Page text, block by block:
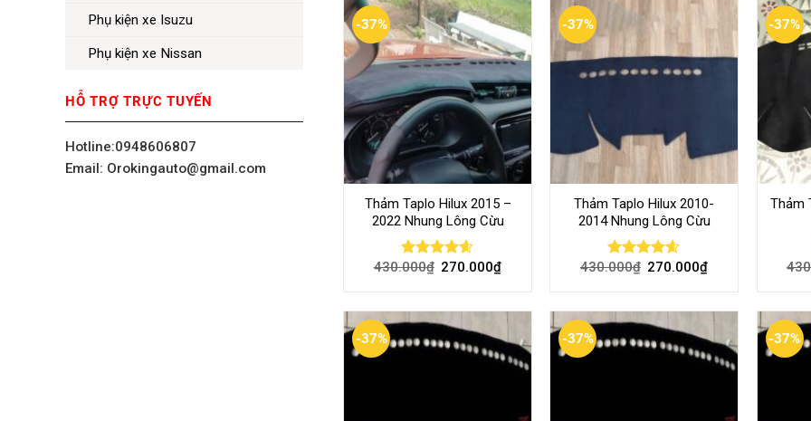
Phụ kiện xe Isuzu
Phụ kiện xe Nissan
HỖ TRỢ TRỰC TUYẾN
Hotline:0948606807
Email: Orokingauto@gmail.com
-37%
Thảm Taplo Hilux 2015 –
2022 Nhung Lông Cừu
Rated4.54
430.000₫ 270.000₫
-37%
Thảm Taplo Hilux 2010-
2014 Nhung Lông Cừu
Rated4.54
430.000₫ 270.000₫
-37%
Thảm
-37% -37% -37%